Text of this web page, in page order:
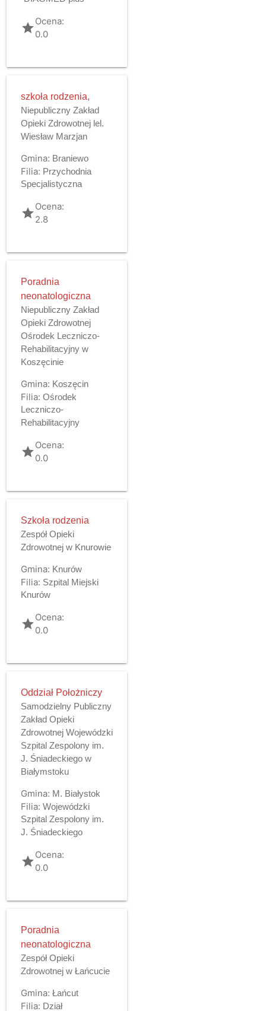
gradeOcena:
0.0
szkoła rodzenia,
Niepubliczny Zakład
Opieki Zdrowotnej lel.
Wiesław Marzjan
Gmina: Braniewo
Filia: Przychodnia
Specjalistyczna
gradeOcena:
2.8
Poradnia
neonatologiczna
Niepubliczny Zakład
Opieki Zdrowotnej
Ośrodek Leczniczo-
Rehabilitacyjny w
Koszęcinie
Gmina: Koszęcin
Filia: Ośrodek
Leczniczo-
Rehabilitacyjny
gradeOcena:
0.0
Szkoła rodzenia
Zespół Opieki
Zdrowotnej w Knurowie
Gmina: Knurów
Filia: Szpital Miejski
Knurów
gradeOcena:
0.0
Oddział Położniczy
Samodzielny Publiczny
Zakład Opieki
Zdrowotnej Wojewódzki
Szpital Zespolony im.
J. Śniadeckiego w
Białymstoku
Gmina: M. Białystok
Filia: Wojewódzki
Szpital Zespolony im.
J. Śniadeckiego
gradeOcena:
0.0
Poradnia
neonatologiczna
Zespół Opieki
Zdrowotnej w Łańcucie
Gmina: Łańcut
Filia: Dział